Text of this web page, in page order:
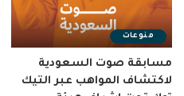
منوعات
مسابقة صوت السعودية
لاكتشاف المواهب عبر التيك